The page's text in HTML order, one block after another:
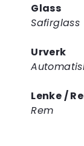
Glass
Safirglass
Urverk
Lenke /
Rem